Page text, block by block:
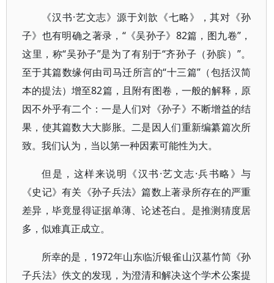
《汉书·艺文志》源于刘歆《七略》，其对《孙
子》也有明确之著录，“《吴孙子》82篇，图九卷”，
这里，称“吴孙子”是为了有别于“齐孙子（孙膑）”。
至于其篇数缘何由司马迁所言的“十三篇”（包括汉简
本的提法）增至82篇，且附有图卷，一般的解释，原
因不外乎有二个：一是人们对《孙子》不断增益的结
果，使其篇数大大膨胀。二是因人们重新编纂篇次所
致。我们认为，当以第一种因素可能性为大。
但是，这样来说明《汉书·艺文志·兵书略》与
《史记》有关《孙子兵法》篇数上著录所存在的严重
差异，毕竟显得证据单薄、论述苍白。是推测猜度居
多，似难真正成立。
所幸的是，1972年山东临沂银雀山汉墓竹简《孙
子兵法》佚文的发现，为澄清和解决这个学术公案提